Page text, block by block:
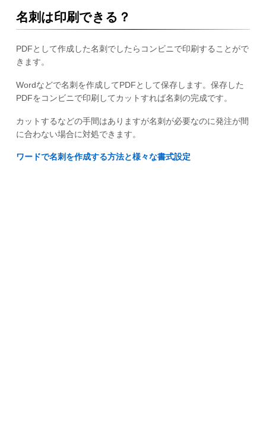
名刺は印刷できる？
PDFとして作成した名刺でしたらコンビニで印刷することがで
きます。
Wordなどで名刺を作成してPDFとして保存します。保存した
PDFをコンビニで印刷してカットすれば名刺の完成です。
カットするなどの手間はありますが名刺が必要なのに発注が間
に合わない場合に対処できます。
ワードで名刺を作成する方法と様々な書式設定